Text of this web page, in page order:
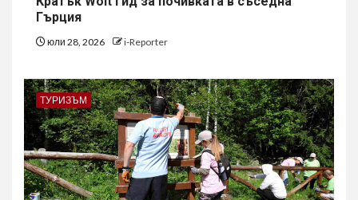
Гърция
юли 28, 2026 i-Reporter
ТУРИЗЪМ